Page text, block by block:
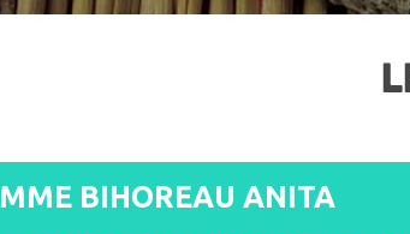
MME BIHOREAU ANITA